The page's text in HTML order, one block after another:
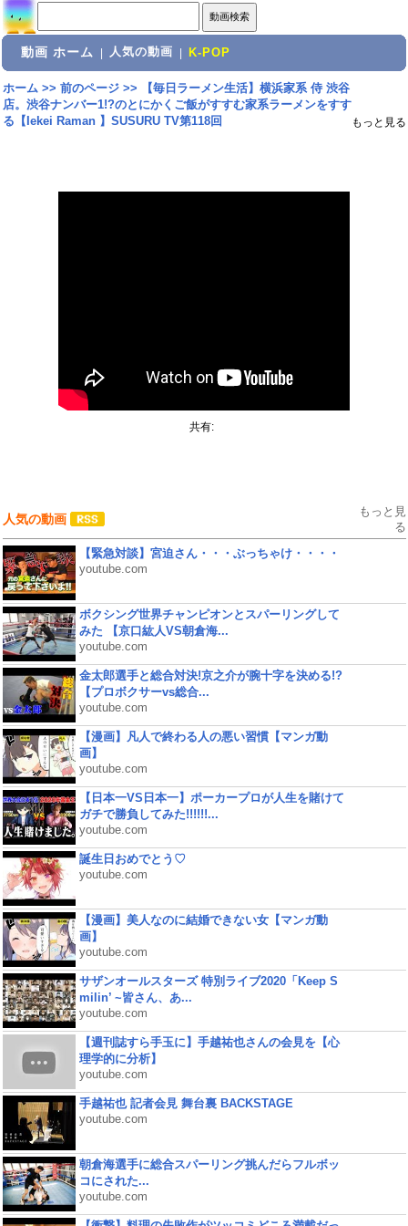
動画 ホーム 人気の動画 K-POP
ホーム>> 前のページ>>
【毎日ラーメン生活】横浜家系 侍 渋谷
店。渋谷ナンバー1!?のとにかくご飯がすすむ家系ラーメンをすす
る【Iekei Raman 】SUSURU TV第118回
もっと見る
共有:
人気の動画
もっと見
る
【緊急対談】宮迫さん・・・ぶっちゃけ・・・・
youtube.com
ボクシング世界チャンピオンとスパーリングして
みた 【京口紘人VS朝倉海...
youtube.com
金太郎選手と総合対決!京之介が腕十字を決める!?
【プロボクサーvs総合...
youtube.com
【漫画】凡人で終わる人の悪い習慣【マンガ動
画】
youtube.com
【日本一VS日本一】ポーカープロが人生を賭けて
ガチで勝負してみた!!!!!!...
youtube.com
誕生日おめでとう♡
youtube.com
【漫画】美人なのに結婚できない女【マンガ動
画】
youtube.com
サザンオールスターズ 特別ライブ2020「Keep S
milin’ ~皆さん、あ...
youtube.com
【週刊誌すら手玉に】手越祐也さんの会見を【心
理学的に分析】
youtube.com
手越祐也 記者会見 舞台裏 BACKSTAGE
youtube.com
朝倉海選手に総合スパーリング挑んだらフルボッ
コにされた...
youtube.com